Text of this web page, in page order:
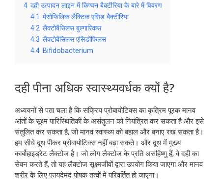
4 दही उत्पादन लाइन में किण्वन बैक्टीरिया के बारे में विवरण
4.1 मेसोफिलिक लैक्टिक एसिड बैक्टीरिया
4.2 लैक्टोबैसिलस बुल्गारिकस
4.3 लैक्टोबैसिलस एसिडोफिलस
4.4 Bifidobacterium
दही पीना अधिक स्वास्थ्यवर्धक क्यों है?
अध्ययनों से पता चला है कि सक्रिय प्रोबायोटिक्स का कृत्रिम पूरक मानव
आंतों के सूक्ष्म पारिस्थितिकी के असंतुलन को नियंत्रित कर सकता है और इसे
संतुलित कर सकता है, जो मानव स्वास्थ्य को बहाल और बनाए रख सकता है।
हम सीधे दूध पीकर प्रोबायोटिक्स नहीं बढ़ा सकते। और दूध में मुख्य
कार्बोहाइड्रेट लैक्टोज है। जो लोग लैक्टोज के प्रति असहिष्णु हैं, वे दही का
सेवन करते हैं, तो यह लैक्टोज सूक्ष्मजीवों द्वारा उपयोग किया जाएगा और मानव
शरीर के लिए फायदेमंद पोषक तत्वों में परिवर्तित हो जाएगा।